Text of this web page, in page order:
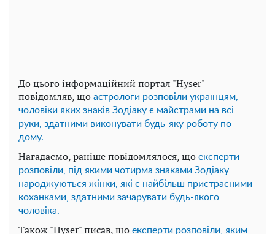
До цього інформаційний портал "Hyser"
повідомляв, що астрологи розповіли українцям,
чоловіки яких знаків Зодіаку є майстрами на всі
руки, здатними виконувати будь-яку роботу по
дому.
Нагадаємо, раніше повідомлялося, що експерти
розповіли, під якими чотирма знаками Зодіаку
народжуються жінки, які є найбільш пристрасними
коханками, здатними зачарувати будь-якого
чоловіка.
Також "Hyser" писав, що експерти розповіли, яким